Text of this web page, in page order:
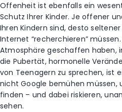
Offenheit ist ebenfalls ein
Schutz Ihrer Kinder. Je offener
Ihren Kindern sind, desto
Internet “recherchieren”
Atmosphäre geschaffen haben,
die Pubertät, hormonelle
von Teenagern zu sprechen, ist
nicht Google bemühen müssen,
finden – und dabei riskieren,
sehen.